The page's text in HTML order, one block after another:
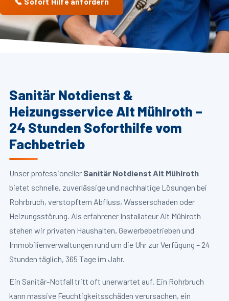
Sanitär Notdienst &
Heizungsservice Alt Mühlroth –
24 Stunden Soforthilfe vom
Fachbetrieb
Unser professioneller Sanitär Notdienst Alt Mühlroth
bietet schnelle, zuverlässige und nachhaltige Lösungen bei
Rohrbruch, verstopftem Abfluss, Wasserschaden oder
Heizungsstörung. Als erfahrener Installateur Alt Mühlroth
stehen wir privaten Haushalten, Gewerbebetrieben und
Immobilienverwaltungen rund um die Uhr zur Verfügung – 24
Stunden täglich, 365 Tage im Jahr.
Ein Sanitär-Notfall tritt oft unerwartet auf. Ein Rohrbruch
kann massive Feuchtigkeitsschäden verursachen, ein